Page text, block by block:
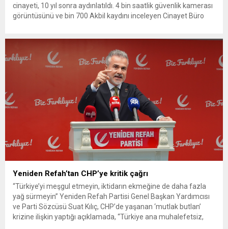
cinayeti, 10 yıl sonra aydınlatıldı. 4 bin saatlik güvenlik kamerası
görüntüsünü ve bin 700 Akbil kaydını inceleyen Cinayet Büro
Yeniden Refah’tan CHP’ye kritik çağrı
“Türkiye’yi meşgul etmeyin, iktidarın ekmeğine de daha fazla
yağ sürmeyin” Yeniden Refah Partisi Genel Başkan Yardımcısı
ve Parti Sözcüsü Suat Kılıç, CHP’de yaşanan ‘mutlak butlan’
krizine ilişkin yaptığı açıklamada, “Türkiye ana muhalefetsiz,